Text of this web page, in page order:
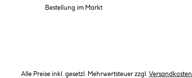
Bestellung im Markt
Alle Preise inkl. gesetzl. Mehrwertsteuer zzgl. Versandkosten